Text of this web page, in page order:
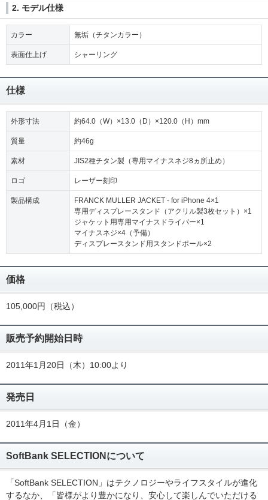
2. モデル仕様
カラー 無垢（チタンカラー）
表面仕上げ シャーリング
仕様
外形寸法 約64.0（W）×13.0（D）×120.0（H）mm
質量 約46g
素材 JIS2種チタン製（専用マイナスネジ8ヵ所止め）
ロゴ レーザー刻印
製品構成
FRANCK MULLER JACKET - for iPhone 4×1
専用ディスプレースタンド（アクリル製3枚セット）×1
ジャケット用専用マイナスドライバー×1
マイナスネジ×4（予備）
ディスプレースタンド用スタンドポール×2
価格
105,000円（税込）
販売予約開始日時
2011年1月20日（木）10:00より
発売日
2011年4月1日（金）
SoftBank SELECTIONについて
「SoftBank SELECTION」はテクノロジーやライフスタイルが進化
するなか、「皆様がより豊かになり、安心して楽しんでいただける